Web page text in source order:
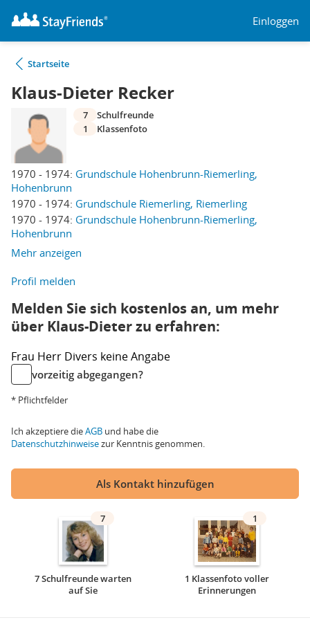
Einloggen
Startseite
Klaus-Dieter Recker
1970 - 1974: Grundschule Hohenbrunn-Riemerling,
Hohenbrunn
1970 - 1974: Grundschule Riemerling, Riemerling
1970 - 1974: Grundschule Hohenbrunn-Riemerling,
Hohenbrunn
Mehr anzeigen
7
Schulfreunde
1
Klassenfoto
Profil melden
Melden Sie sich kostenlos an, um mehr
über Klaus-Dieter zu erfahren:
Frau Herr Divers keine Angabe
vorzeitig abgegangen?
* Pflichtfelder
Ich akzeptiere dieAGB und habe die
Datenschutzhinweisezur Kenntnis genommen.
Als Kontakt hinzufügen
7
7 Schulfreunde warten
auf Sie
1
1 Klassenfoto voller
Erinnerungen